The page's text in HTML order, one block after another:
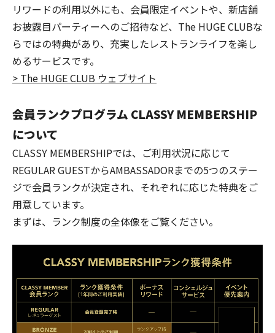
リワードの利用以外にも、会員限定イベントや、新店舗
お披露目パーティーへのご招待など、The HUGE CLUBな
らではの特典があり、充実したレストランライフを楽し
めるサービスです。
> The HUGE CLUB ウェブサイト
会員ランクプログラム CLASSY MEMBERSHIP
について
CLASSY MEMBERSHIPでは、ご利用状況に応じて
REGULAR GUESTからAMBASSADORまでの5つのステー
ジで会員ランクが決定され、それぞれに応じた特典をご
用意しています。
まずは、ランク制度の全体像をご覧ください。